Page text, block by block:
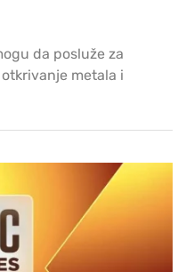
da posluže za
metala i